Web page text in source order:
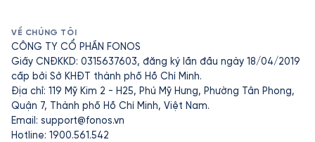
VỀ CHÚNG TÔI
CÔNG TY CỔ PHẦN FONOS
Giấy CNĐKKD: 0315637603, đăng ký lần đầu ngày 18/04/2019
cấp bởi Sở KHĐT thành phố Hồ Chí Minh.
Địa chỉ: 119 Mỹ Kim 2 - H25, Phú Mỹ Hưng, Phường Tân Phong,
Quận 7, Thành phố Hồ Chí Minh, Việt Nam.
Email: support@fonos.vn
Hotline: 1900.561.542